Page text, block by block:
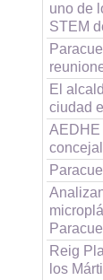
uno de
STEM
El
ciudad
AEDHE
Reig
los